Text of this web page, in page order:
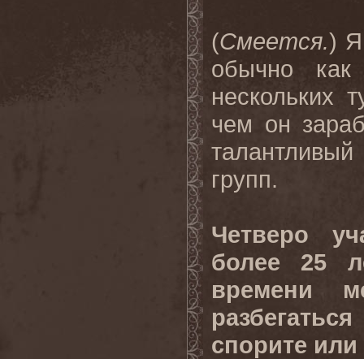
(Смеется.) Я
обычно как
нескольких
чем он
групп.
Четверо
более 25
времени
спорите